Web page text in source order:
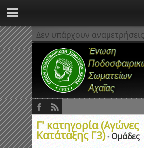
Δεν υπάρχουν αναμετρήσεις
Γ' κατηγορία (Αγώνες
Κατάταξης Γ3)- Ομάδες